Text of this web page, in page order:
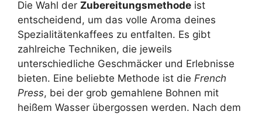
Die Wahl der Zubereitungsmethode ist
entscheidend, um das volle Aroma deines
Spezialitätenkaffees zu entfalten. Es gibt
zahlreiche Techniken, die jeweils
unterschiedliche Geschmäcker und Erlebnisse
bieten. Eine beliebte Methode ist die French
Press, bei der grob gemahlene Bohnen mit
heißem Wasser übergossen werden. Nach dem